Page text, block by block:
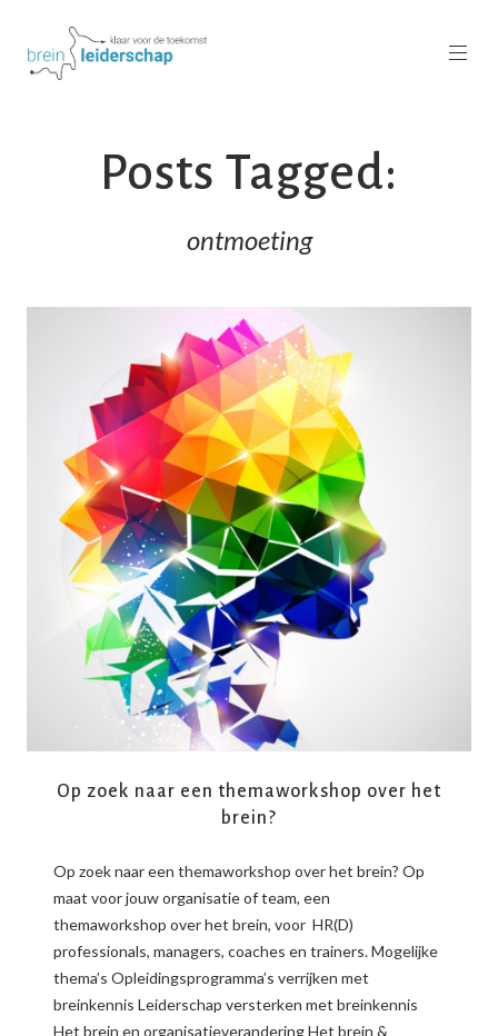
Posts Tagged:
ontmoeting
READ MORE
Op zoek naar een themaworkshop over het
brein?
Op zoek naar een themaworkshop over het brein? Op
maat voor jouw organisatie of team, een
themaworkshop over het brein, voor HR(D)
professionals, managers, coaches en trainers. Mogelijke
thema’s Opleidingsprogramma’s verrijken met
breinkennis Leiderschap versterken met breinkennis
Het brein en organisatieverandering Het brein &